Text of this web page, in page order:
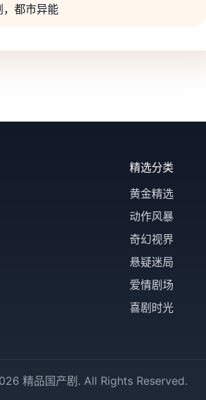
，都市异能
精选分类
黄金精选
动作风暴
奇幻视界
悬疑迷局
爱情剧场
喜剧时光
精品国产剧. All Rights Reserved.